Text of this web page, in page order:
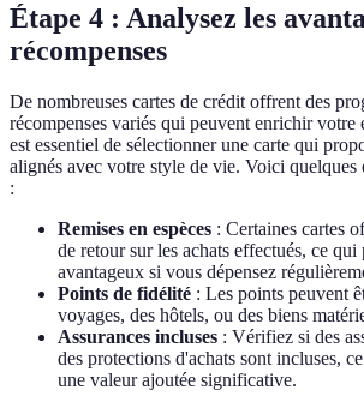
Étape 4 : Analysez les
récompenses
De nombreuses cartes de crédit offrent des
récompenses variés qui peuvent enrichir votre
est essentiel de sélectionner une carte qui
alignés avec votre style de vie. Voici quelques
:
Remises en espèces : Certaines cartes
de retour sur les achats effectués, ce qui
avantageux si vous dépensez
Points de fidélité : Les points peuvent
voyages, des hôtels, ou des biens
Assurances incluses : Vérifiez si des
des protections d'achats sont incluses,
une valeur ajoutée significative.